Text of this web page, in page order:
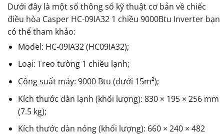
Dưới đây là một số thông số kỹ thuật cơ bản về chiếc
điều hòa Casper HC-09IA32 1 chiều 9000Btu Inverter bạn
có thể tham khảo:
Model: HC-09IA32 (HC09IA32);
Loại: Treo tường 1 chiều lạnh;
Công suất máy: 9000 Btu (dưới 15m²);
Kích thước dàn lạnh (khối lượng): 830 × 195 × 256 mm
(7.5 kg);
Kích thước dàn nóng (khối lượng): 660 × 240 × 482